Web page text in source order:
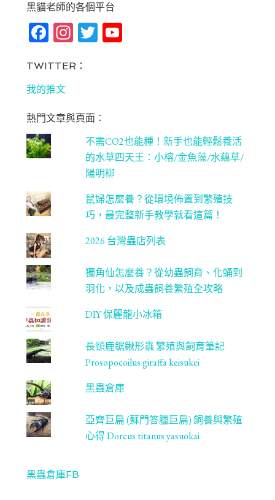
黑貓老師的各個平台
Fa
bo
ok
In
ag
m
T Yo
C
ha
n
ne
l
TWITTER：
我的推文
熱門文章與頁面︰
不需CO2也能種！新手也能輕鬆養活
的水草四天王：小榕/金魚藻/水蘊草/
陽明柳
鼠婦怎麼養？從環境佈置到繁殖技
巧，最完整新手教學就看這篇！
2026 台灣蟲店列表
獨角仙怎麼養？從幼蟲飼育、化蛹到
羽化，以及成蟲飼養繁殖全攻略
DIY 保麗龍小冰箱
長頸鹿鋸鍬形蟲 繁殖與飼育筆記
Prosopocoilus giraffa keisukei
黑蟲倉庫
亞齊巨扁 (蘇門答臘巨扁) 飼養與繁殖
心得 Dorcus titanus yasuokai
黑蟲倉庫FB